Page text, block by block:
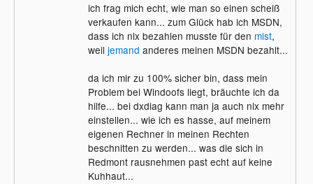
ich frag mich echt, wie man so einen scheiß
verkaufen kann... zum Glück hab ich MSDN,
dass ich nix bezahlen musste für den mist,
weil jemand anderes meinen MSDN bezahlt...
da ich mir zu 100% sicher bin, dass mein
Problem bei Windoofs liegt, bräuchte ich da
hilfe... bei dxdiag kann man ja auch nix mehr
einstellen... wie ich es hasse, auf meinem
eigenen Rechner in meinen Rechten
beschnitten zu werden... was die sich in
Redmont rausnehmen past echt auf keine
Kuhhaut...